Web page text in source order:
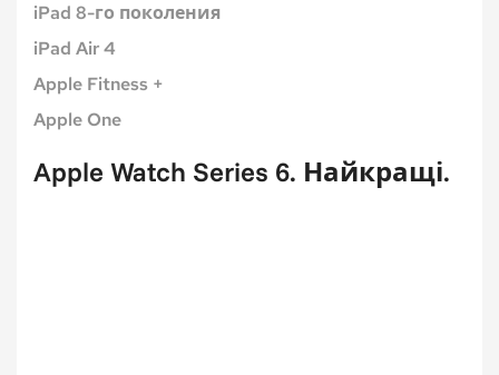
iPad 8-го поколения
iPad Air 4
Apple Fitness +
Apple One
Apple Watch Series 6. Найкращі.